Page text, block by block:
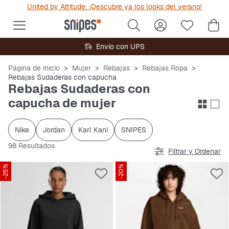
United by Attitude: ¡Descubre ya los looks del verano!
Envío con UPS
Página de inicio Mujer Rebajas
Rebajas Ropa
Rebajas Sudaderas con capucha
Rebajas Sudaderas con
capucha de mujer
Nike Jordan Karl Kani
SNIPES
98 Resultados
Filtrar y Ordenar
-25% -20%